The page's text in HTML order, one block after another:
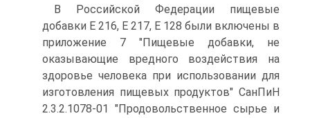
В Российской Федерации пищевые
добавки E 216, E 217, E 128 были включены в
приложение 7 "Пищевые добавки, не
оказывающие вредного воздействия на
здоровье человека при использовании для
изготовления пищевых продуктов" СанПиН
2.3.2.1078-01 "Продовольственное сырье и